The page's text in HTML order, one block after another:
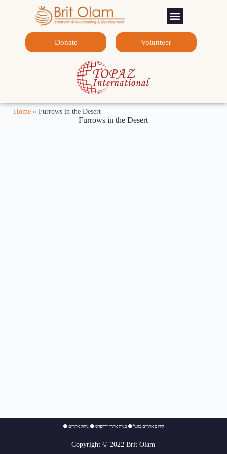
Donate Volunteer
Home» Furrows in the Desert
Furrows in the Desert
⚫ קידום אתרים בגוגל ⚫בניית אתרי וורדפרס ⚫ניהול אתרים
Copyright © 2022 Brit Olam